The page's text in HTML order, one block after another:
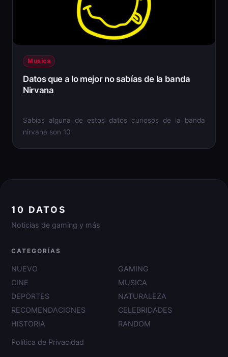
Musica
Datos que a lo mejor no sabías de la banda
Nirvana
Sabias alguna de estos datos curiosos de la banda
nirvana son 10
10 DATOS
Noticias de gaming y más
CATEGORÍAS
NUEVO
GAMING
CINE
MUSICA
DEPORTES
NATURALEZA
RECOMENDACIONES
CELEBRIDADES
HISTORIA
RANDOM
Política de Privacidad